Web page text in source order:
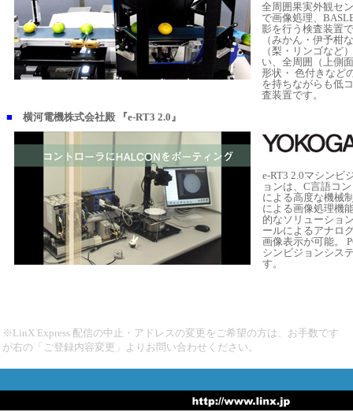
全周囲果実外観セ
で画像処理、
影を行う検査装置
（みかん・伊予柑
（梨・リンゴなど
い、全周囲（上側
形状・ 色付きなど
を持ちながらも低
査装置です。
■
横河電機株式会社殿 『e-RT3 2.0』
e-RT3 2.0マシンビ
ョンは、C言語コ
による高度な機械
による画像処理機
的なソリューショ
ールによるアナロ
画像表示が可能。
シンビジョンシス
す。
※LinX Express 配信の中止・アドレスの変更をご希望の方は、お手数です
が右の「ご登録内容変更」よりお問い合わせください。